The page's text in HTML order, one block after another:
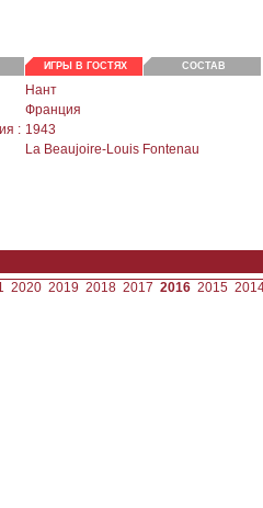
ИГРЫ В ГОСТЯХ СОСТАВ
Нант
Франция
: 1943
La Beaujoire-Louis Fontenau
2020 2019 2018 2017 2016 2015